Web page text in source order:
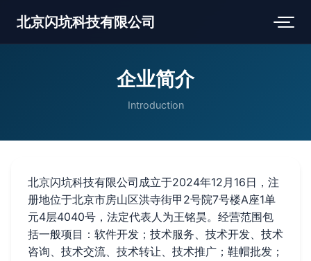
北京闪坑科技有限公司
企业简介
Introduction
北京闪坑科技有限公司成立于2024年12月16日，注
册地位于北京市房山区洪寺街甲2号院7号楼A座1单
元4层4040号，法定代表人为王铭昊。经营范围包
括一般项目：软件开发；技术服务、技术开发、技术
咨询、技术交流、技术转让、技术推广；鞋帽批发；